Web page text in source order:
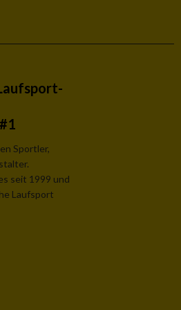
Sportler,
seit 1999 und
Laufsport